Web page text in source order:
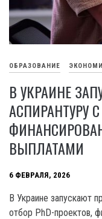
ОБРАЗОВАНИЕ
В УКРАИНЕ
АСПИРАНТУРУ
ВЫПЛАТАМИ
6 ФЕВРАЛЯ, 2026
В Украине запускают
отбор PhD-проектов,